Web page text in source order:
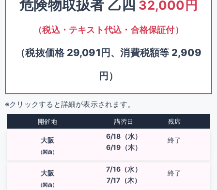
危険物取扱者 乙四 32,000円
（税込・テキスト代込・合格保証付）
（税抜価格 29,091円、消費税額等 2,909
円）
※クリックすると詳細が表示されます。
開催地 講習日 残席
大阪
（関西）
6/18（水）
6/19（木）
終了
大阪
（関西）
7/16（水）
7/17（木）
終了